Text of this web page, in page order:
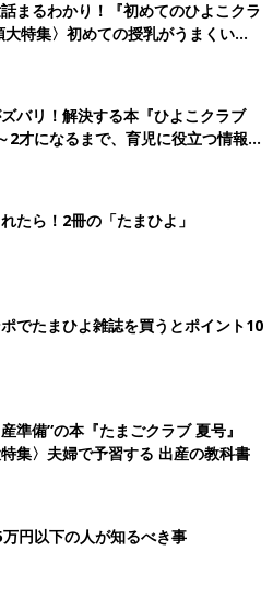
まるわかり！『初めてのひよこクラ
大特集〉初めての授乳がうまくい
ルクの基本と夏のトラブル 解決テ
バリ！解決する本『ひよこクラブ
才になるまで、育児に役立つ情報が
たら！2冊の「たまひよ」
でたまひよ雑誌を買うとポイント10
準備”の本『たまごクラブ 夏号』
特集〉夫婦で予習する 出産の教科書
円以下の人が知るべき事